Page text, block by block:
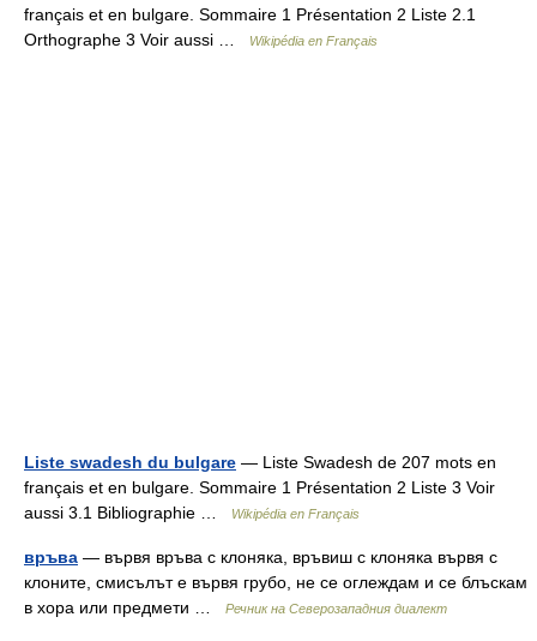
français et en bulgare. Sommaire 1 Présentation 2 Liste 2.1
Orthographe 3 Voir aussi …
Wikipédia en Français
Liste swadesh du bulgare — Liste Swadesh de 207 mots en
français et en bulgare. Sommaire 1 Présentation 2 Liste 3 Voir
aussi 3.1 Bibliographie …
Wikipédia en Français
връва — вървя връва с клоняка, връвиш с клоняка вървя с
клоните, смисълът е вървя грубо, не се оглеждам и се блъскам
в хора или предмети …
Речник на Северозападния диалект